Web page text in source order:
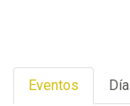
Eventos Día